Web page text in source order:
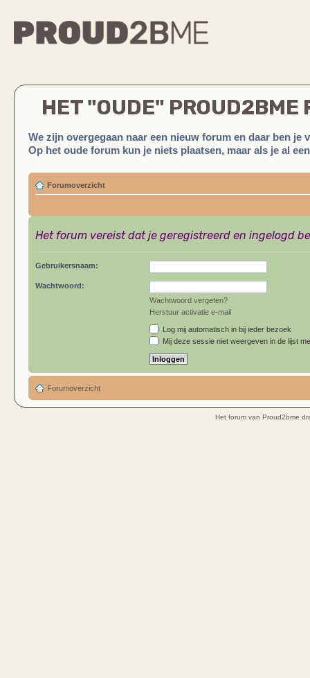
HET "OUDE" PROUD2BME
We zijn overgegaan naar een nieuw forum en daar ben je
Op het oude forum kun je niets plaatsen, maar als je al
Forumoverzicht
Het forum vereist dat je geregistreerd en ingelogd
Gebruikersnaam:
Wachtwoord:
Wachtwoord vergeten?
Herstuur activatie e-mail
Log mij automatisch in bij ieder bezoek
Mij deze sessie niet weergeven in de lijst
Forumoverzicht
Het forum van Proud2bme